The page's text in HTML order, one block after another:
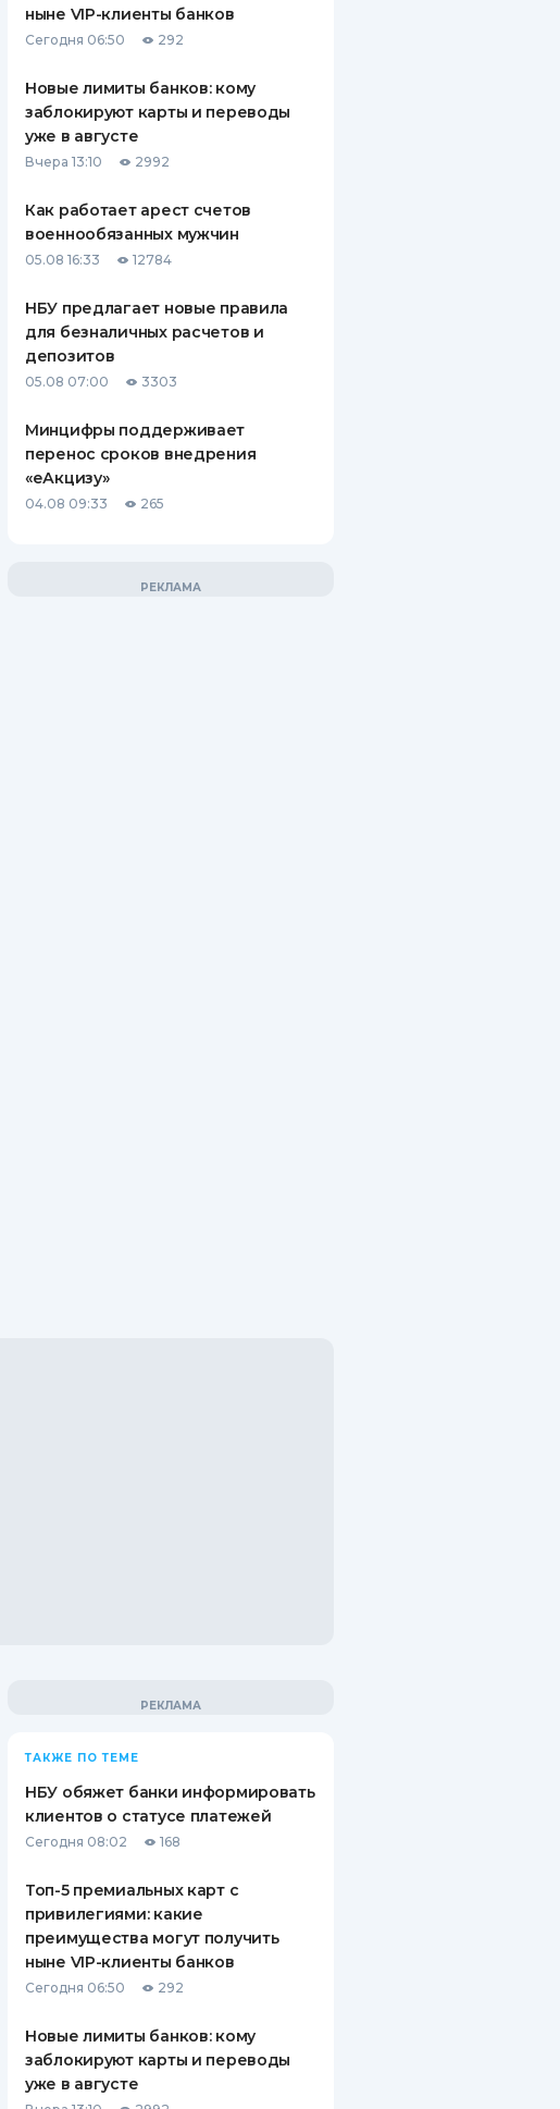
ПУТЕВОДИТЕЛИ ПО
ВСЕ СТРАХОВЫЕ ПОЛИСЫ
СТРАХОВЫЕ КОМПАНИИ
КОМПАНИЯХ
ныне VIP-клиенты банков
Сегодня 06:50 292
Новые лимиты банков: кому
заблокируют карты и переводы
уже в августе
Вчера 13:10 2992
Как работает арест счетов
военнообязанных мужчин
05.08 16:33 12784
НБУ предлагает новые правила
для безналичных расчетов и
депозитов
05.08 07:00 3303
Минцифры поддерживает
перенос сроков внедрения
«еАкцизу»
04.08 09:33 265
ТАКЖЕ ПО ТЕМЕ
НБУ обяжет банки информировать
клиентов о статусе платежей
Сегодня 08:02 168
Топ-5 премиальных карт с
привилегиями: какие
преимущества могут получить
ныне VIP-клиенты банков
Сегодня 06:50 292
Новые лимиты банков: кому
заблокируют карты и переводы
уже в августе